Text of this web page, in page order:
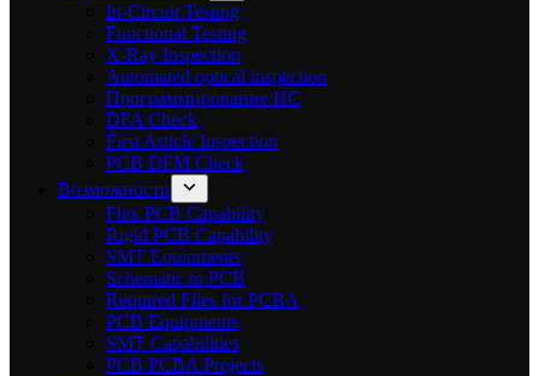
In-Circuit Testing
Functional Testing
X-Ray Inspection
Automated optical inspection
Программирование ИС
DFA Check
First Article Inspection
PCB DFM Check
Возможности
Flex PCB Capability
Rigid PCB Capability
SMT Equipments
Schematic to PCB
Required Files for PCBA
PCB Equipments
SMT Capabilities
PCB PCBA Projects